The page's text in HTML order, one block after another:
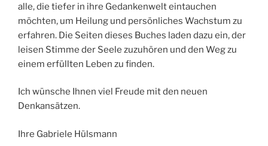
alle, die tiefer in ihre Gedankenwelt eintauchen
möchten, um Heilung und persönliches Wachstum zu
erfahren. Die Seiten dieses Buches laden dazu ein, der
leisen Stimme der Seele zuzuhören und den Weg zu
einem erfüllten Leben zu finden.
Ich wünsche Ihnen viel Freude mit den neuen
Denkansätzen.
Ihre Gabriele Hülsmann